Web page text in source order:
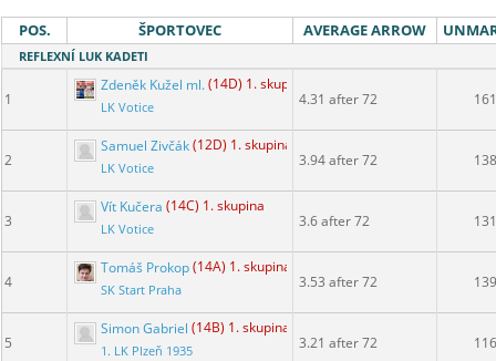
POS. ŠPORTOVEC AVERAGE ARROW
REFLEXNÍ LUK KADETI
1
Zdeněk Kužel ml.(14D) 1. skupina
LK Votice 4.31 after 72 161
2
Samuel Zivčák(12D) 1. skupina
LK Votice 3.94 after 72 138
3
Vít Kučera (14C) 1. skupina
LK Votice 3.6 after 72 131
4
Tomáš Prokop(14A) 1. skupina
SK Start Praha 3.53 after 72 139
5
Simon Gabriel (14B) 1. skupina
1. LK Plzeň 1935 3.21 after 72 116